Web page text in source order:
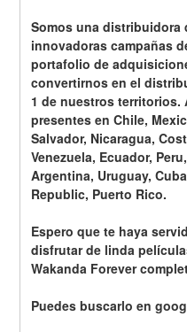
Somos una distribuidora
innovadoras campañas
portafolio de
convertirnos en el
1 de nuestros territorios.
presentes en Chile,
Salvador, Nicaragua,
Venezuela, Ecuador,
Argentina, Uruguay,
Republic, Puerto Rico.
Espero que te haya
disfrutar de linda
Wakanda Forever
Puedes buscarlo en